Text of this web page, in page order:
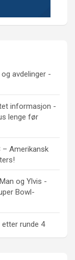
avdelinger -
informasjon -
lenge før
– Amerikansk
og Ylvis -
Bowl-
runde 4